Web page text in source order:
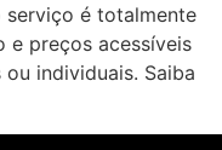
serviço é totalmente
e preços acessíveis
individuais. Saiba